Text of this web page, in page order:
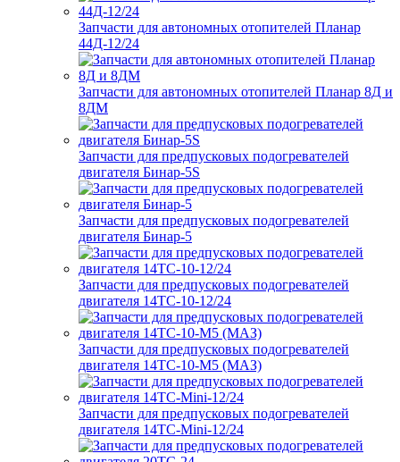
Запчасти для автономных отопителей Планар
44Д-12/24
Запчасти для автономных отопителей Планар 8Д и
8ДМ
Запчасти для предпусковых подогревателей
двигателя Бинар-5S
Запчасти для предпусковых подогревателей
двигателя Бинар-5
Запчасти для предпусковых подогревателей
двигателя 14ТС-10-12/24
Запчасти для предпусковых подогревателей
двигателя 14ТС-10-М5 (МАЗ)
Запчасти для предпусковых подогревателей
двигателя 14ТС-Mini-12/24